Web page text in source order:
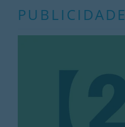
PUBLICIDADE